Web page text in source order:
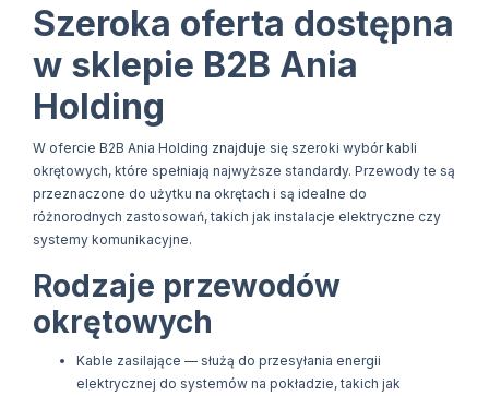
Szeroka oferta dostępna
w sklepie B2B Ania
Holding
W ofercie B2B Ania Holding znajduje się szeroki wybór kabli
okrętowych, które spełniają najwyższe standardy. Przewody te są
przeznaczone do użytku na okrętach i są idealne do
różnorodnych zastosowań, takich jak instalacje elektryczne czy
systemy komunikacyjne.
Rodzaje przewodów
okrętowych
Kable zasilające — służą do przesyłania energii
elektrycznej do systemów na pokładzie, takich jak